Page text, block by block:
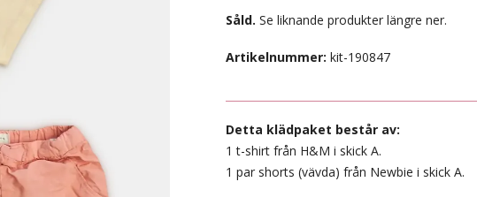
Såld. Se liknande produkter längre ner.
Artikelnummer: kit-190847
Detta klädpaket består av:
1 t-shirt från H&M i skick A.
1 par shorts (vävda) från Newbie i skick A.